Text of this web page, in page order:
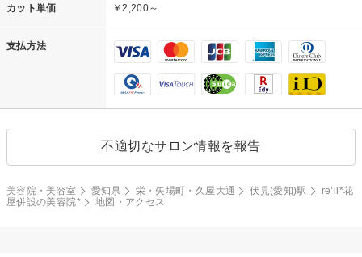
カット単価 ￥2,200～
支払方法
不適切なサロン情報を報告
美容院・美容室 愛知県 栄・矢場町・久屋大通 伏見(愛知)駅
re’ll*花
屋併設の美容院*
地図・アクセス